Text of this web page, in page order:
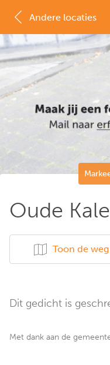
Oude Kale
Toon de weg
Dit gedicht is
Met dank aan de
Andere locaties
MAP